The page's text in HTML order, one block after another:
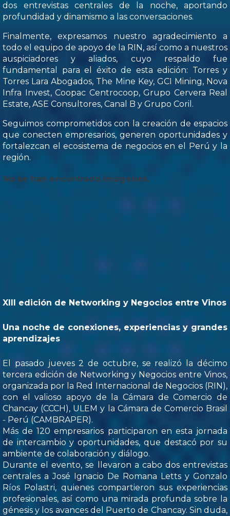
dos entrevistas centrales de la noche, aportando
profundidad y dinamismo a las conversaciones.
Finalmente, expresamos nuestro agradecimiento a
todo el equipo de apoyo de la RIN, así como a nuestros
auspiciadores y aliados, cuyo respaldo fue
fundamental para el éxito de esta edición: Torres y
Torres Lara Abogados, The Mine Key, GCI Mining, Nova
Infra Invest, Coopac Centrocoop, Grupo Cervera Real
Estate, ASE Consultores, Canal B y Grupo Coril.
Seguimos comprometidos con la creación de espacios
que conecten empresarios, generen oportunidades y
fortalezcan el ecosistema de negocios en el Perú y la
región.
No se han encontrado imágenes.
XIII edición de Networking y Negocios entre Vinos
Una noche de conexiones, experiencias y grandes
aprendizajes
El pasado jueves 2 de octubre, se realizó la décimo
tercera edición de Networking y Negocios entre Vinos,
organizada por la Red Internacional de Negocios (RIN),
con el valioso apoyo de la Cámara de Comercio de
Chancay (CCCH), ULEM y la Cámara de Comercio Brasil
- Perú (CAMBRAPER).
Más de 120 empresarios participaron en esta jornada
de intercambio y oportunidades, que destacó por su
ambiente de colaboración y diálogo.
Durante el evento, se llevaron a cabo dos entrevistas
centrales a José Ignacio De Romana Letts y Gonzalo
Ríos Polastri, quienes compartieron sus experiencias
profesionales, así como una mirada profunda sobre la
génesis y los avances del Puerto de Chancay. Sin duda,